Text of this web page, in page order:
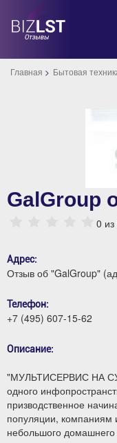
Главная Бытовая
GalGroup
0
Адрес:
Отзыв об "GalGroup"
Телефон:
+7 (495) 607-15-62
Описание:
"МУЛЬТИСЕРВИС НА
одного
призводственное
популяции, компаниям
небольшого